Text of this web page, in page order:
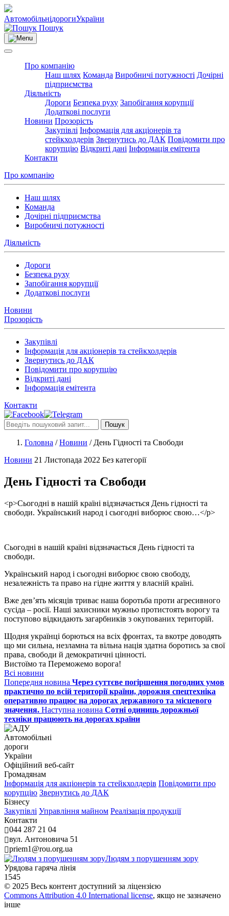
АвтомобільнідорогиУкраїни
Пошук
Про компанію
Наш шлях Команда Виробничі потужності Дочірні
підприємства
Діяльність
Дороги Безпека руху Запобігання корупції
Додаткові послуги
Новини Прозорість
Закупівлі Інформація для акціонерів та
стейкхолдерів Звернутись до ДАК Повідомити про
корупцію Відкриті дані Інформація емітента
Контакти
Про компанію
Наш шлях
Команда
Дочірні підприємства
Виробничі потужності
Діяльність
Дороги
Безпека руху
Запобігання корупції
Додаткові послуги
Новини
Прозорість
Закупівлі
Інформація для акціонерів та стейкхолдерів
Звернутись до ДАК
Повідомити про корупцію
Відкриті дані
Інформація емітента
Контакти
Пошук
Головна /Новини / День Гідності та Свободи
Новини 21 Листопада 2022 Без категорії
День Гідності та Свободи
<p>Сьогодні в нашій країні відзначається День гідності та
свободи. Український народ і сьогодні виборює свою…</p>
Сьогодні в нашій країні відзначається День гідності та
свободи.
Український народ і сьогодні виборює свою свободу,
незалежність та право на гідне життя у власній країні.
Вже дев’ять місяців триває наша боротьба проти агресивного
сусіда – росії. Наші захисники мужньо протистоять ворогу та
поступово відкидають загарбників з окупованих територій.
Щодня українці борються на всіх фронтах, та вкотре доводять
що ми сильна, незламна та вільна нація здатна боротись за свої
права, свободи й демократичні цінності.
Вистоїмо та Переможемо ворога!
Всі новини
Попередня новина Через суттєве погіршення погодних умов
практично по всій території країни, дорожня спецтехніка
оперативно працює на дорогах державного та місцевого
значення. Наступна новина Сотні одиниць дорожньої
техніки працюють на дорогах країни
Автомобільні
дороги
України
Офіційний веб‑сайт
Громадянам
Інформація для акціонерів та стейкхолдерів Повідомити про
корупцію Звернутись до ДАК
Бізнесу
Закупівлі Управління майном Реалізація продукції
Контакти
044 287 21 04
вул. Антоновича 51
priem1@rou.org.ua
Людям з порушенням зору
Урядова гаряча лінія
1545
© 2025 Весь контент доступний за ліцензією
Commons Attribution 4.0 International license, якщо не зазначено
інше